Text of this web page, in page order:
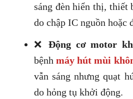
sáng đèn hiển thị, thiết
do chập IC nguồn hoặc
❌ Động cơ motor
bệnhmáy hút mùi
vẫn sáng nhưng quạt
do hỏng tụ khởi động.